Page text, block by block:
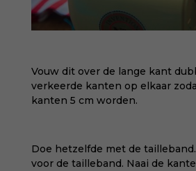
Vouw dit over de lange kant
verkeerde kanten op elkaar
kanten 5 cm worden.
Doe hetzelfde met de
voor de tailleband. Naai de